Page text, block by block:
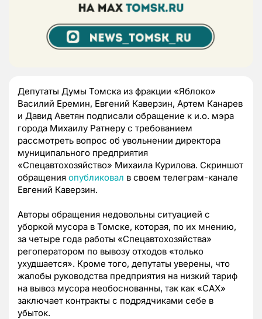
Депутаты Думы Томска из фракции «Яблоко»
Василий Еремин, Евгений Каверзин, Артем Канарев
и Давид Аветян подписали обращение к и.о. мэра
города Михаилу Ратнеру с требованием
рассмотреть вопрос об увольнении директора
муниципального предприятия
«Спецавтохозяйство» Михаила Курилова. Скриншот
обращения опубликовал в своем телеграм-канале
Евгений Каверзин.
Авторы обращения недовольны ситуацией с
уборкой мусора в Томске, которая, по их мнению,
за четыре года работы «Спецавтохозяйства»
регоператором по вывозу отходов «только
ухудшается». Кроме того, депутаты уверены, что
жалобы руководства предприятия на низкий тариф
на вывоз мусора необоснованны, так как «САХ»
заключает контракты с подрядчиками себе в
убыток.